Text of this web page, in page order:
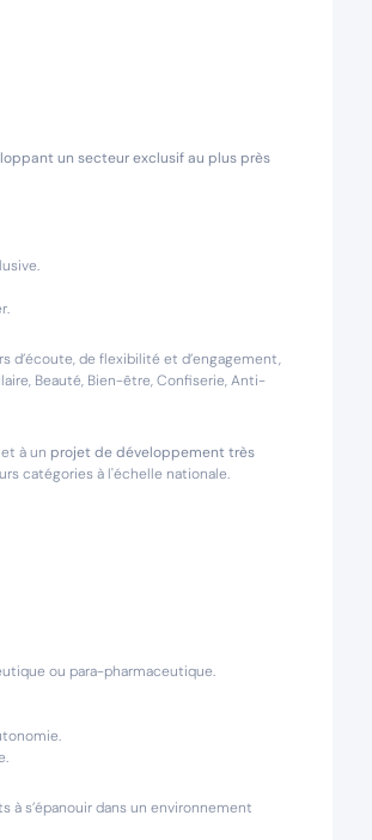
un secteur exclusif au plus près
d’écoute, de flexibilité et d’engagement,
Beauté, Bien-être, Confiserie, Anti-
et à un projet de développement très
catégories à l'échelle nationale.
ou para-pharmaceutique.
à s’épanouir dans un environnement